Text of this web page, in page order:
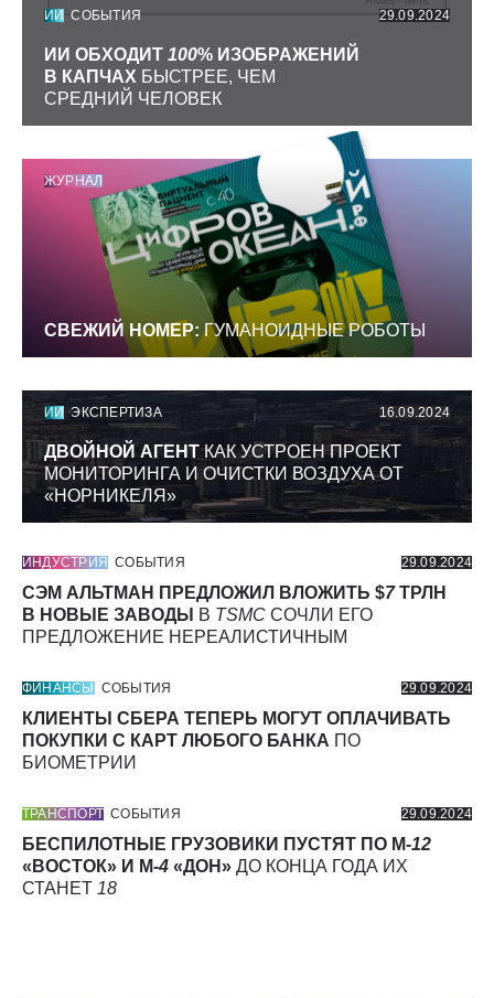
ИИ СОБЫТИЯ 29.09.2024
ИИ ОБХОДИТ 100% ИЗОБРАЖЕНИЙ
В КАПЧАХ БЫСТРЕЕ, ЧЕМ
СРЕДНИЙ ЧЕЛОВЕК
ЖУРНАЛ
СВЕЖИЙ НОМЕР: ГУМАНОИДНЫЕ РОБОТЫ
ИИ ЭКСПЕРТИЗА 16.09.2024
ДВОЙНОЙ АГЕНТКАК УСТРОЕН ПРОЕКТ
МОНИТОРИНГА И ОЧИСТКИ ВОЗДУХА ОТ
«НОРНИКЕЛЯ»
ИНДУСТРИЯ СОБЫТИЯ 29.09.2024
СЭМ АЛЬТМАН ПРЕДЛОЖИЛ ВЛОЖИТЬ $7ТРЛН
В НОВЫЕ ЗАВОДЫ
В TSMC СОЧЛИ ЕГО
ПРЕДЛОЖЕНИЕ НЕРЕАЛИСТИЧНЫМ
ФИНАНСЫ СОБЫТИЯ 29.09.2024
КЛИЕНТЫ СБЕРА ТЕПЕРЬ МОГУТ ОПЛАЧИВАТЬ
ПОКУПКИ С КАРТ ЛЮБОГО БАНКА ПО
БИОМЕТРИИ
ТРАНСПОРТ СОБЫТИЯ 29.09.2024
БЕСПИЛОТНЫЕ ГРУЗОВИКИ ПУСТЯТ ПО М-12
«ВОСТОК» И М-4 «ДОН» ДО КОНЦА ГОДА ИХ
СТАНЕТ 18